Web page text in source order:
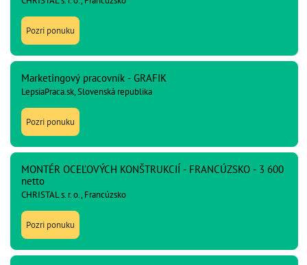
Pozri ponuku
Marketingový pracovník - GRAFIK
LepsiaPraca.sk, Slovenská republika
Pozri ponuku
MONTÉR OCEĽOVÝCH KONŠTRUKCIÍ - FRANCÚZSKO - 3 600
netto
CHRISTAL s. r. o., Francúzsko
Pozri ponuku